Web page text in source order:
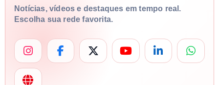
Notícias, vídeos e destaques em tempo real.
Escolha sua rede favorita.